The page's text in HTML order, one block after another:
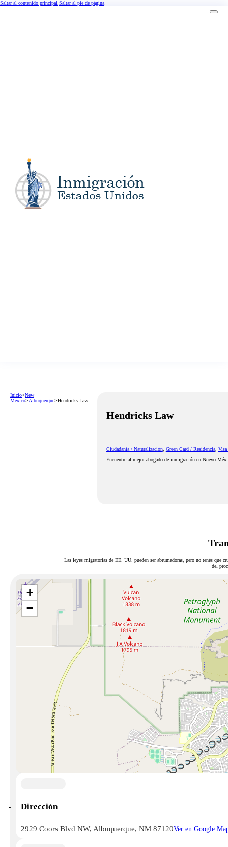
Saltar al contenido principal Saltar al pie de página
Inicio>New
Mexico>Albuquerque>Hendricks Law
Hendricks Law
Ciudadanía / Naturalización, Green Card / Residencia,
Encuentre al mejor abogado de inmigración en Nuevo
Las leyes migratorias de EE. UU. pueden ser abrumadoras, pero no tenés que
del
+
−
Dirección
2929 Coors Blvd NW, Albuquerque, NM 87120Ver en Google